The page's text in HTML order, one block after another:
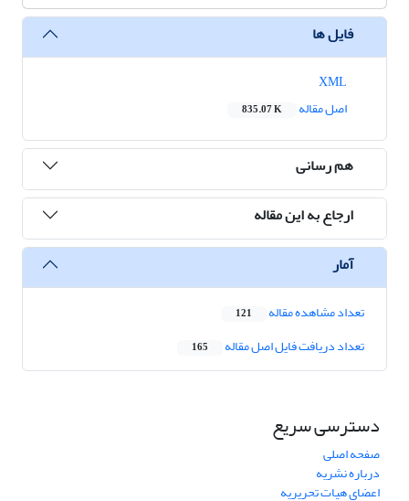
فایل ها
اصل مقاله
835.07 K
هم رسانی
ارجاع به این مقاله
آمار
تعداد مشاهده مقاله 121
تعداد دریافت فایل اصل مقاله 165
دسترسی سریع
صفحه اصلی
درباره نشریه
اعضای هیات تحریریه